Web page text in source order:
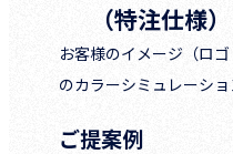
（特注仕様）
お客様のイメージ（ロ
のカラーシミュレーショ
ご提案例